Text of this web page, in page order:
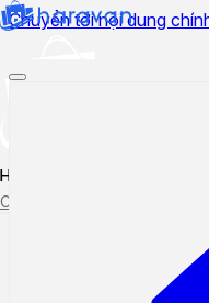
Chuyển tới nội dung
Hướng dẫn sử dụng
Cập nhật tính năng mới